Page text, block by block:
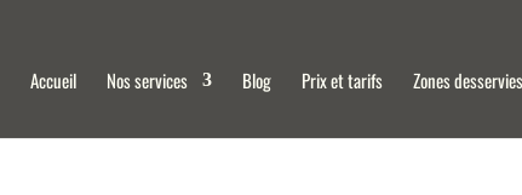
Accueil Nos services Blog Prix et tarifs Zones desservies